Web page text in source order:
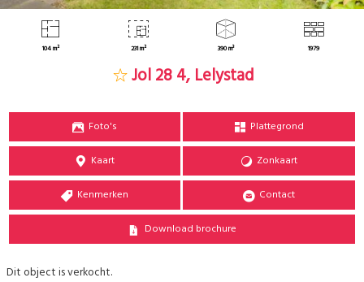
104 m² 231 m² 390 m³ 1979
Jol 28 4, Lelystad
Foto's Plattegrond
Kaart Zonkaart
Kenmerken Contact
Download brochure
Dit object is verkocht.